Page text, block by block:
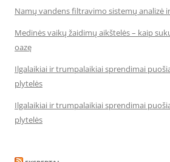
Namų vandens filtravimo sistemų analizė
Medinės vaikų žaidimų aikštelės – kaip
oazę
Ilgalaikiai ir trumpalaikiai sprendimai
plytelės
Ilgalaikiai ir trumpalaikiai sprendimai
plytelės